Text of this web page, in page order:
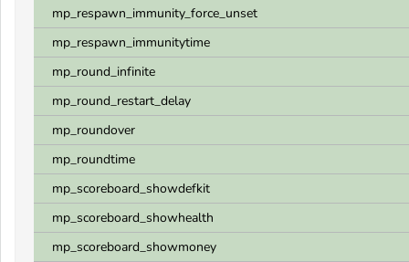
mp_respawn_immunity_force_unset
mp_respawn_immunitytime
mp_round_infinite
mp_round_restart_delay
mp_roundover
mp_roundtime
mp_scoreboard_showdefkit
mp_scoreboard_showhealth
mp_scoreboard_showmoney